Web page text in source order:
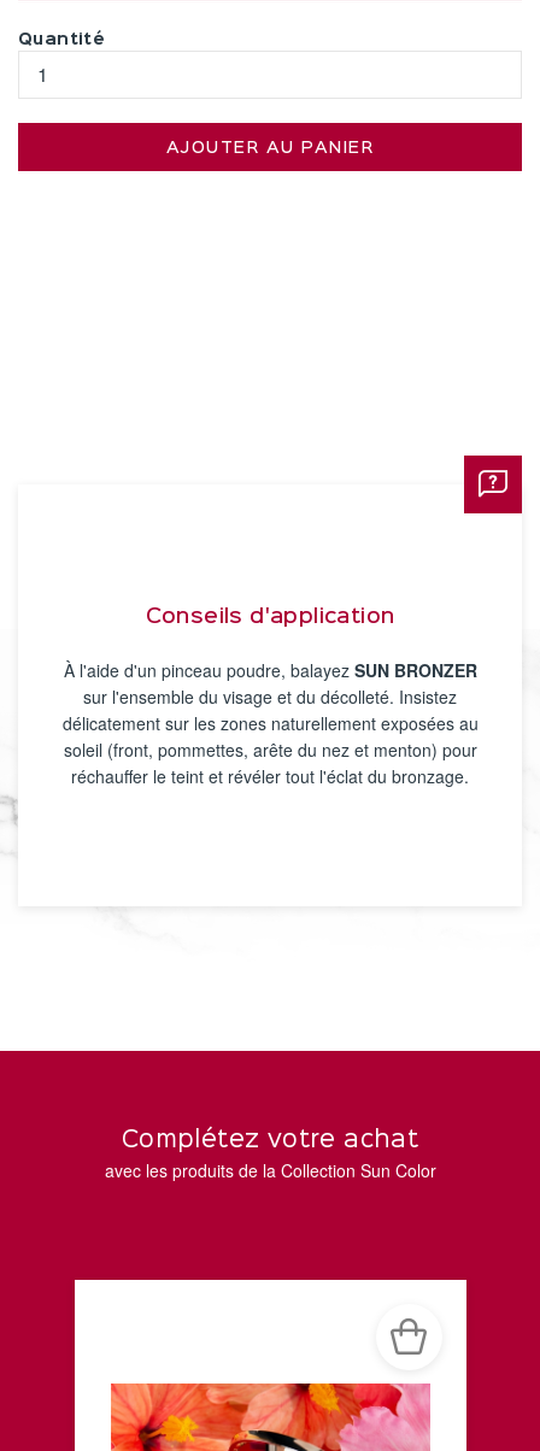
Quantité
AJOUTER AU PANIER
Conseils d'application
À l'aide d'un pinceau poudre, balayez SUN BRONZER
sur l'ensemble du visage et du décolleté. Insistez
délicatement sur les zones naturellement exposées au
soleil (front, pommettes, arête du nez et menton) pour
réchauffer le teint et révéler tout l'éclat du bronzage.​
Complétez votre achat
avec les produits de la Collection Sun Color